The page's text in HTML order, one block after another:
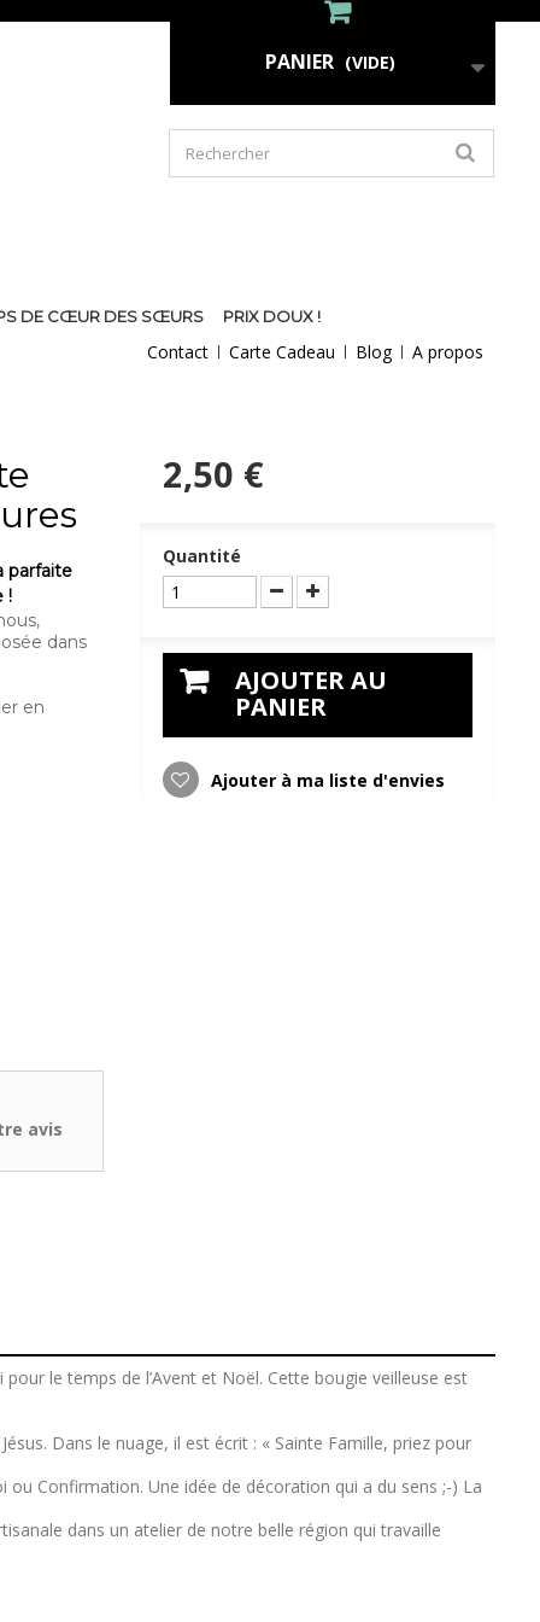
PANIER (VIDE)
DE CŒUR DES SŒURS PRIX DOUX !
Contact Carte Cadeau Blog A propos
parfaite
!
dans
en
avis
2,50 €
Quantité
AJOUTER AU
PANIER
Ajouter à ma liste d'envies
le temps de l’Avent et Noël. Cette bougie veilleuse est
Dans le nuage, il est écrit : « Sainte Famille, priez pour
Confirmation. Une idée de décoration qui a du sens ;-) La
dans un atelier de notre belle région qui travaille